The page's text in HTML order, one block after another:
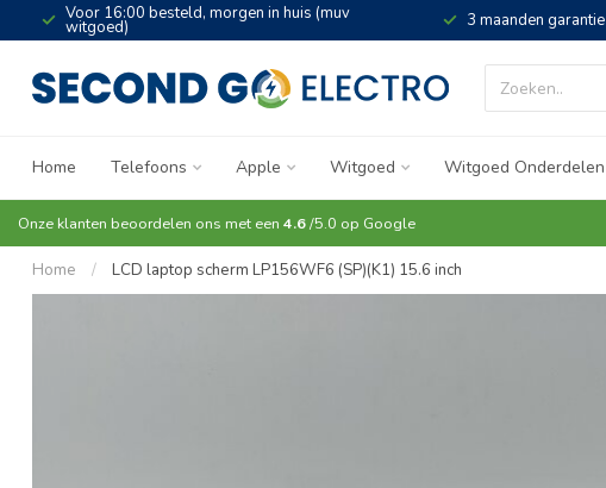
Voor 16:00 besteld, morgen in huis (muv
witgoed) 3 maanden garantie
Home Telefoons Apple Witgoed Witgoed Onderdelen
Onze klanten beoordelen ons met een 4.6/5.0 op Google
Home / LCD laptop scherm LP156WF6 (SP)(K1) 15.6 inch